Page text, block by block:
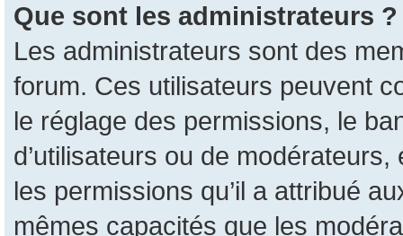
Que sont les administrateurs ?
Les administrateurs sont des
forum. Ces utilisateurs peuvent
le réglage des permissions, le
d’utilisateurs ou de
les permissions qu’il a attribué
mêmes capacités que les